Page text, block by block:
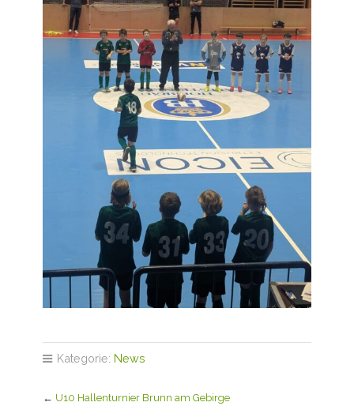
Kategorie: News
← U10 Hallenturnier Brunn am Gebirge